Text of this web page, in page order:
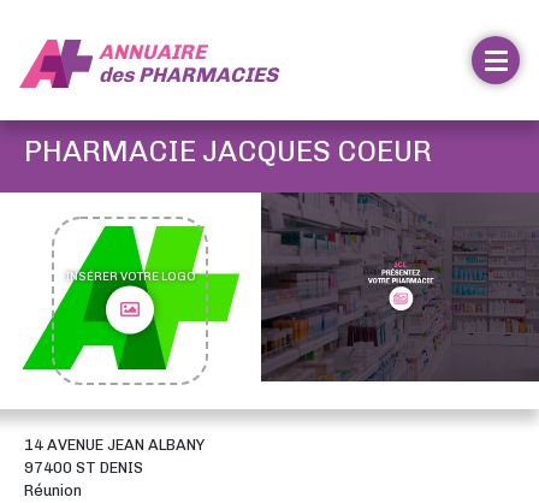
ANNUAIRE
desPHARMACIES
PHARMACIE JACQUES COEUR
INSÉRER VOTRE LOGO
14 AVENUE JEAN ALBANY
97400 ST DENIS
Réunion